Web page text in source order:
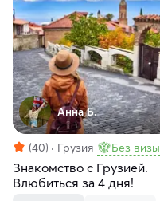
Анна Б.
(40) Грузия Без визы
Знакомство с Грузией.
Влюбиться за 4 дня!